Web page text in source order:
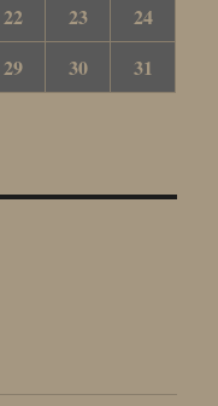
22 23
24
29 30 31